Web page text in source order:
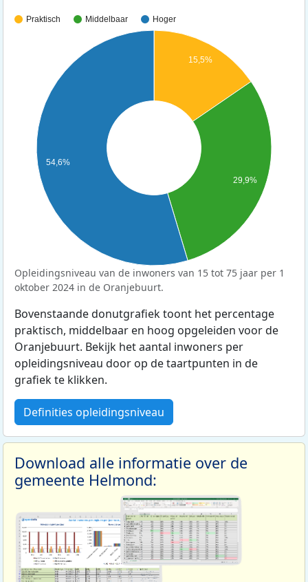
Praktisch Middelbaar Hoger
15,5%
29,9%
54,6%
Opleidingsniveau van de inwoners van 15 tot 75 jaar per 1
oktober 2024 in de Oranjebuurt.
Bovenstaande donutgrafiek toont het percentage
praktisch, middelbaar en hoog opgeleiden voor de
Oranjebuurt. Bekijk het aantal inwoners per
opleidingsniveau door op de taartpunten in de
grafiek te klikken.
Definities opleidingsniveau
Download alle informatie over de
gemeente Helmond: